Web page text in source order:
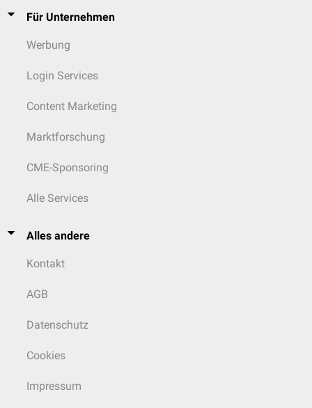
Für Unternehmen
Werbung
Login Services
Content Marketing
Marktforschung
CME-Sponsoring
Alle Services
Alles andere
Kontakt
AGB
Datenschutz
Cookies
Impressum